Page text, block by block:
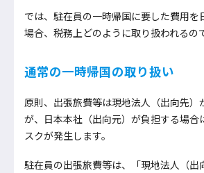
では、駐在員の一時帰国に要した費用を
場合、税務上どのように取り扱われるの
通常の一時帰国の取り扱い
原則、出張旅費等は現地法人（出向先）
が、日本本社（出向元）が負担する場合
スクが発生します。
駐在員の出張旅費等は、「現地法人（出